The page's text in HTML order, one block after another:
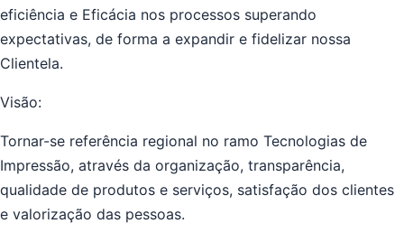
eficiência e Eficácia nos processos superando
expectativas, de forma a expandir e fidelizar nossa
Clientela.
Visão:
Tornar-se referência regional no ramo Tecnologias de
Impressão, através da organização, transparência,
qualidade de produtos e serviços, satisfação dos clientes
e valorização das pessoas.